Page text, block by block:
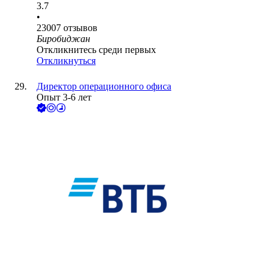
3.7
•
23007 отзывов
Биробиджан
Откликнитесь среди первых
Откликнуться
Директор операционного офиса
Опыт 3-6 лет